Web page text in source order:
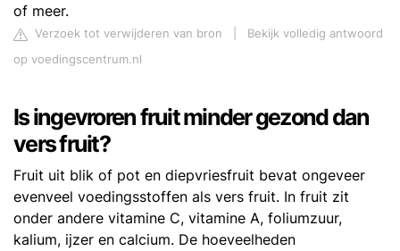
of meer.
Verzoek tot verwijderen van bron
Bekijk volledig antwoord
op voedingscentrum.nl
Is ingevroren fruit minder gezond dan
vers fruit?
Fruit uit blik of pot en diepvriesfruit bevat ongeveer
evenveel voedingsstoffen als vers fruit. In fruit zit
onder andere vitamine C, vitamine A, foliumzuur,
kalium, ijzer en calcium. De hoeveelheden